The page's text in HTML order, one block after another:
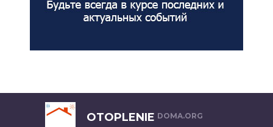
OTOPLENIE DOMA.ORG